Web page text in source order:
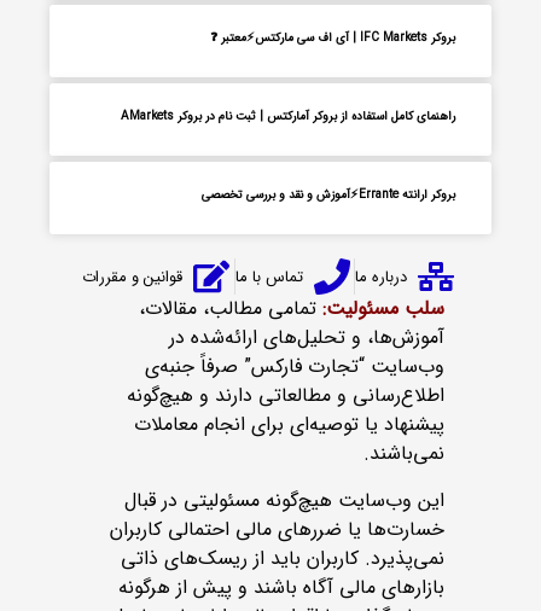
بروکر IFC Markets | آی اف سی مارکتس⚡معتبر ❓
راهنمای کامل استفاده از بروکر آمارکتس | ثبت نام در بروکر AMarkets
بروکر ارانته Errante⚡آموزش و نقد و بررسی تخصصی
درباره ما تماس با ما قوانین و مقررات
سلب مسئولیت: تمامی مطالب، مقالات،
آموزش‌ها، و تحلیل‌های ارائه‌شده در
وب‌سایت “تجارت فارکس” صرفاً جنبه‌ی
اطلاع‌رسانی و مطالعاتی دارند و هیچ‌گونه
پیشنهاد یا توصیه‌ای برای انجام معاملات
نمی‌باشند.
این وب‌سایت هیچ‌گونه مسئولیتی در قبال
خسارت‌ها یا ضررهای مالی احتمالی کاربران
نمی‌پذیرد. کاربران باید از ریسک‌های ذاتی
بازارهای مالی آگاه باشند و پیش از هرگونه